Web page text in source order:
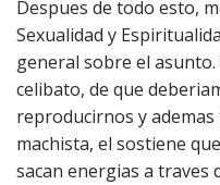
Despues de todo esto,
Sexualidad y
general sobre el
celibato, de que
reproducirnos y
machista, el sostiene
sacan energias a traves